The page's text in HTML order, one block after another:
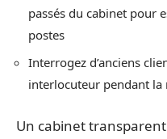
passés du cabinet pour
postes
Interrogez d’anciens
interlocuteur pendant la
Un cabinet transparent